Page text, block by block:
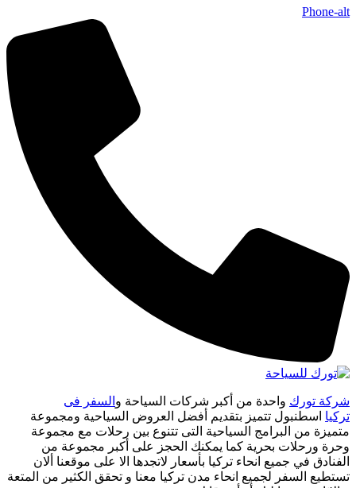
Phone-alt
شركة تورك واحدة من أكبر شركات السياحة و السفر فى
تركيا اسطنبول تتميز بتقديم أفضل العروض السياحية ومجموعة
متميزة من البرامج السياحية التى تتنوع بين رحلات مع مجموعة
وحرة ورحلات بحرية كما يمكنك الحجز على أكبر مجموعة من
الفنادق في جميع انحاء تركيا بأسعار لاتجدها الا على موقعنا ألان
تستطيع السفر لجميع انحاء مدن تركيا معنا و تحقق الكثير من المتعة